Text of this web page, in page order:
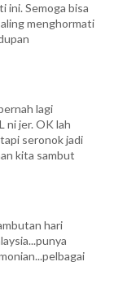
ini. Semoga bisa
menghormati
lagi
ni jer. OK lah
seronok jadi
kita sambut
hari